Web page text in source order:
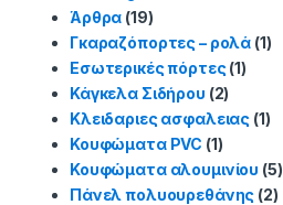
Άρθρα (19)
Γκαραζόπορτες – ρολά (1)
Εσωτερικές πόρτες(1)
Κάγκελα Σιδήρου (2)
Κλειδαριες ασφαλειας (1)
Κουφώματα PVC (1)
Κουφώματα αλουμινίου (5)
Πάνελ πολυουρεθάνης (2)